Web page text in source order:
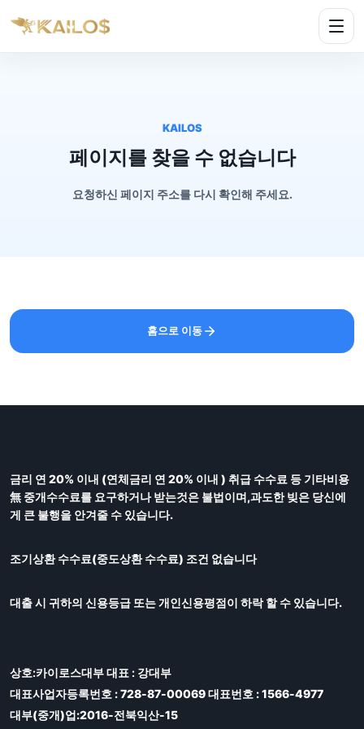
KAILOS
페이지를 찾을 수 없습니다
요청하신 페이지 주소를 다시 확인해 주세요.
홈으로 이동
금리 연 20% 이내 (연체금리 연 20% 이내 ) 취급 수수료 등 기타비용
無 중개수수료를 요구하거나 받는것은 불법이며,과도한 빚은 당신에
게 큰 불행을 안겨줄 수 있습니다.
조기상환 수수료(중도상환 수수료) 조건 없습니다
대출 시 귀하의 신용등급 또는 개인신용평점이 하락 할 수 있습니다.
상호:카이로스대부 대표 : 강대부
대표사업자등록번호 : 728-87-00069 대표번호 : 1566-4977
대부(중개)업:2016-전북익산-15